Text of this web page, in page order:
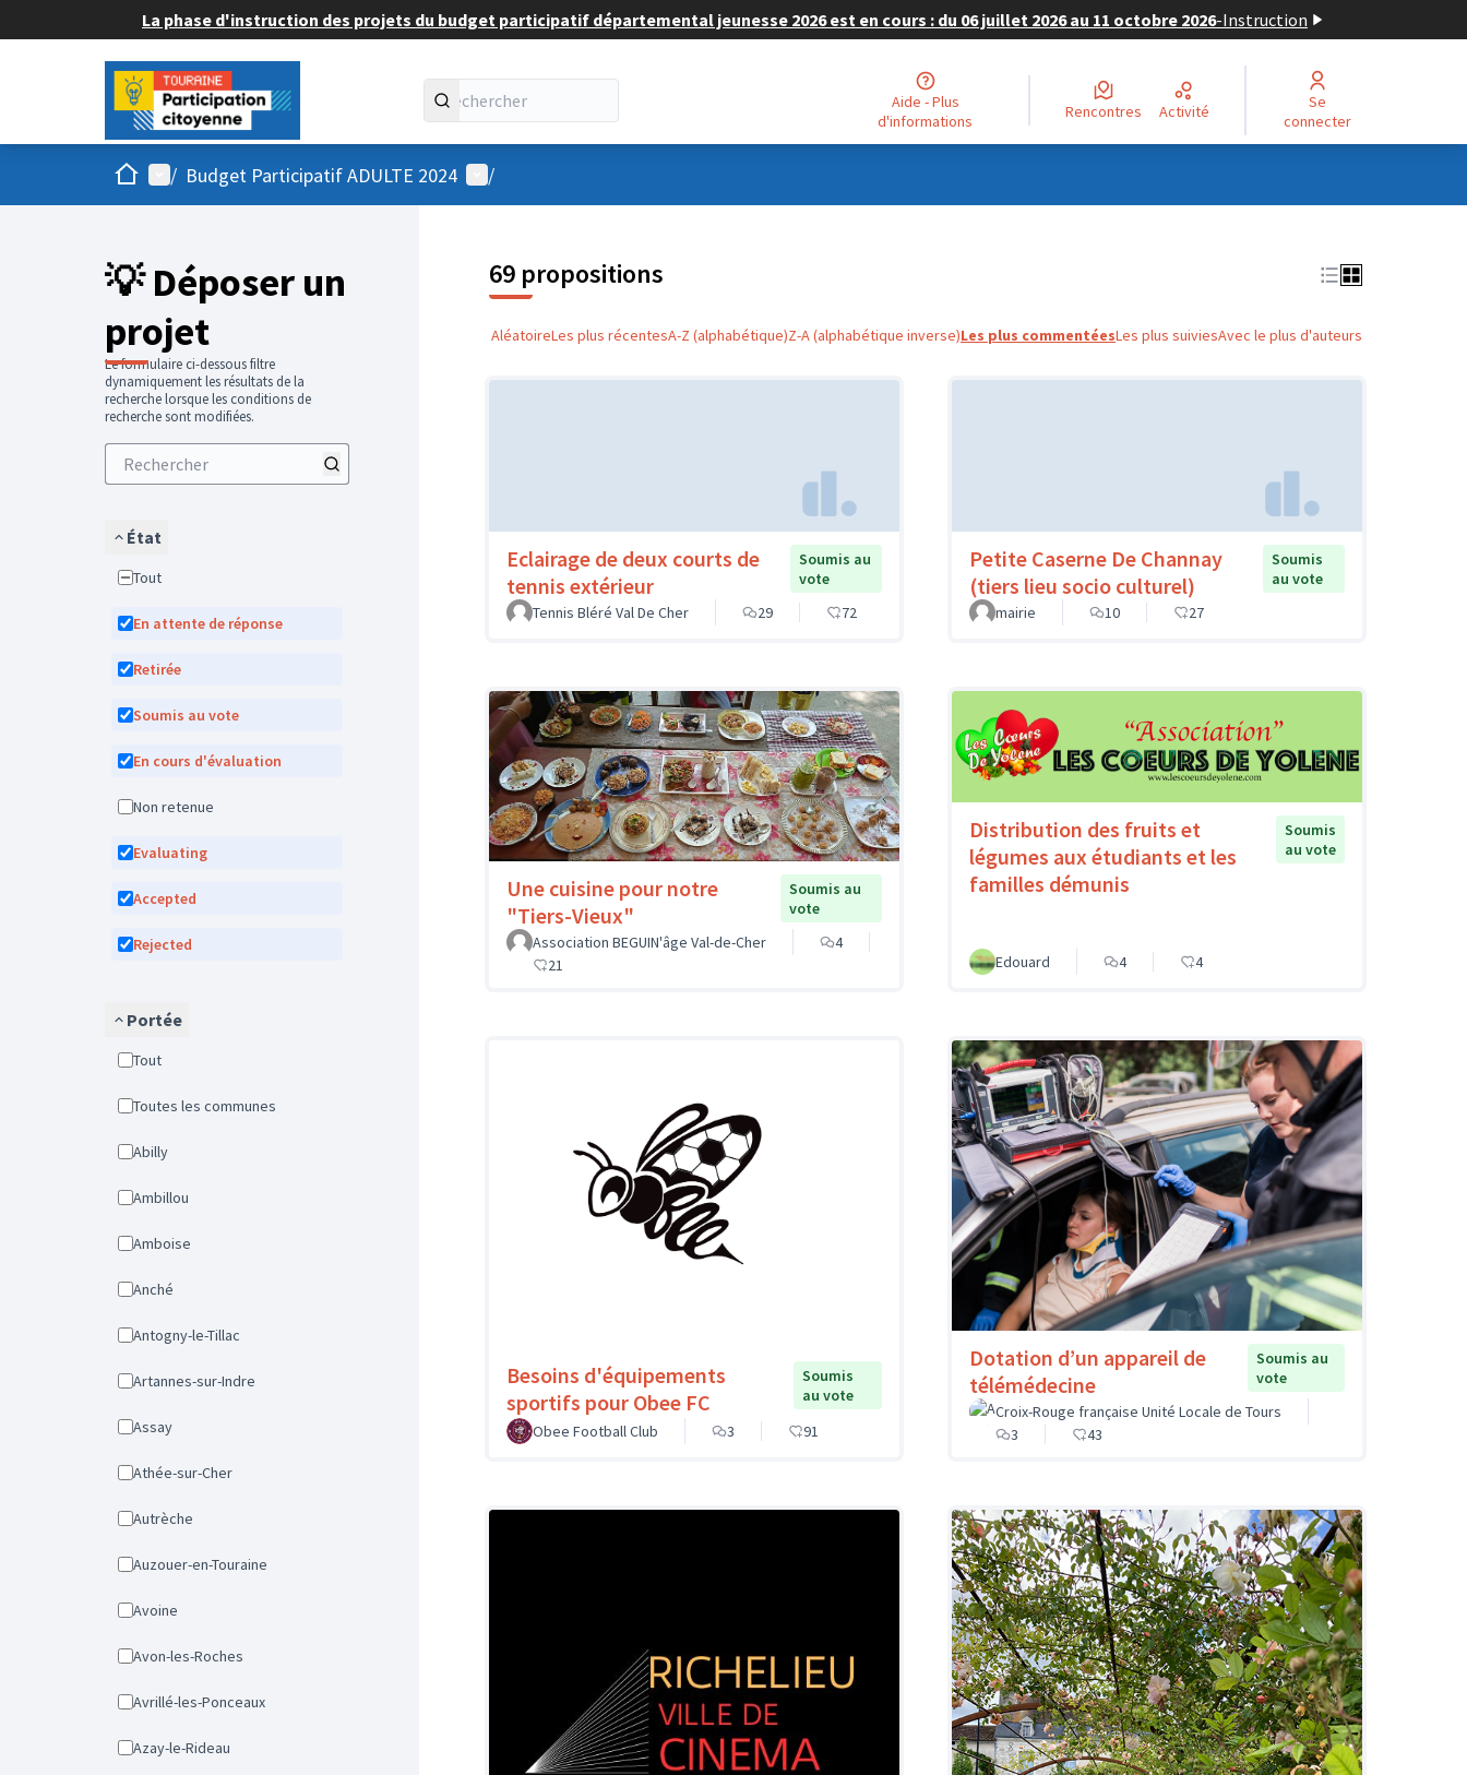
La phase d'instruction des projets du budget participatif départemental jeunesse 2026 est en cours : du 06 juillet 2026 au 11 octobre 2026-Instruction
Aide - Plus
d'informations
Rencontres Activité
Se
connecter
AccueilMenu principal
/ Budget Participatif ADULTE 2024 Menu utilisateur
/
💡 Déposer un
projet
Le formulaire ci-dessous filtre
dynamiquement les résultats de la
recherche lorsque les conditions de
recherche sont modifiées.
État
Tout
En attente de réponse
Retirée
Soumis au vote
En cours d'évaluation
Non retenue
Evaluating
Accepted
Rejected
Portée
Tout
Toutes les communes
Abilly
Ambillou
Amboise
Anché
Antogny-le-Tillac
Artannes-sur-Indre
Assay
Athée-sur-Cher
Autrèche
Auzouer-en-Touraine
Avoine
Avon-les-Roches
Avrillé-les-Ponceaux
Azay-le-Rideau
69 propositions
AléatoireLes plus récentesA-Z (alphabétique)Z-A (alphabétique inverse)Les plus commentéesLes plus suiviesAvec le plus d'auteurs
Eclairage de deux courts de
tennis extérieur
Soumis au
vote
Tennis Bléré Val De Cher
29 72
Petite Caserne De Channay
(tiers lieu socio culturel)
Soumis
au vote
mairie
10 27
Une cuisine pour notre
"Tiers-Vieux"
Soumis au
vote
Association BEGUIN'âge Val-de-Cher
4
21
Distribution des fruits et
légumes aux étudiants et les
familles démunis
Soumis
au vote
Edouard 4 4
Besoins d'équipements
sportifs pour Obee FC
Soumis
au vote
Obee Football Club
3 91
Dotation d’un appareil de
télémédecine
Soumis au
vote
Croix-Rouge française Unité Locale de Tours
3
43